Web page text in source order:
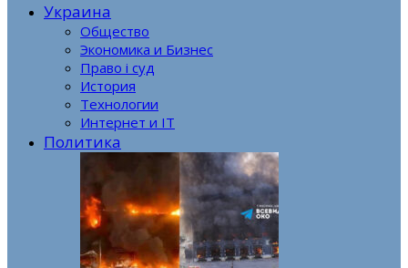
Украина
Общество
Экономика и Бизнес
Право і суд
История
Технологии
Интернет и IT
Политика